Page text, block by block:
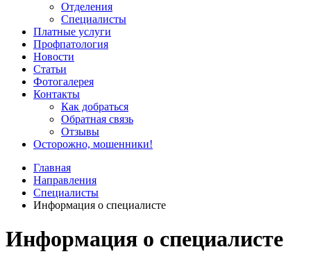
Отделения
Специалисты
Платные услуги
Профпатология
Новости
Статьи
Фотогалерея
Контакты
Как добраться
Обратная связь
Отзывы
Осторожно, мошенники!
Главная
Направления
Специалисты
Информация о специалисте
Информация о специалисте